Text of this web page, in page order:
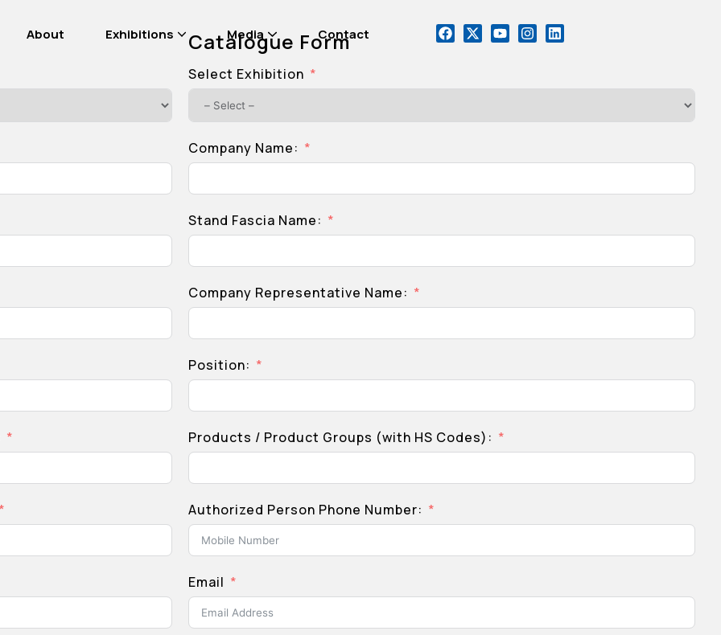
About Exhibitions Media Contact
Catalogue Form
Select Exhibition
Company Name:
Stand Fascia Name:
Company Representative Name:
Position:
Products / Product Groups (with HS Codes):
Authorized Person Phone Number:
Email